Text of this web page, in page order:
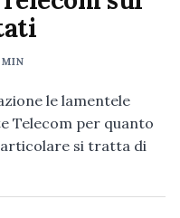
MIN
le lamentele
Telecom per quanto
si tratta di